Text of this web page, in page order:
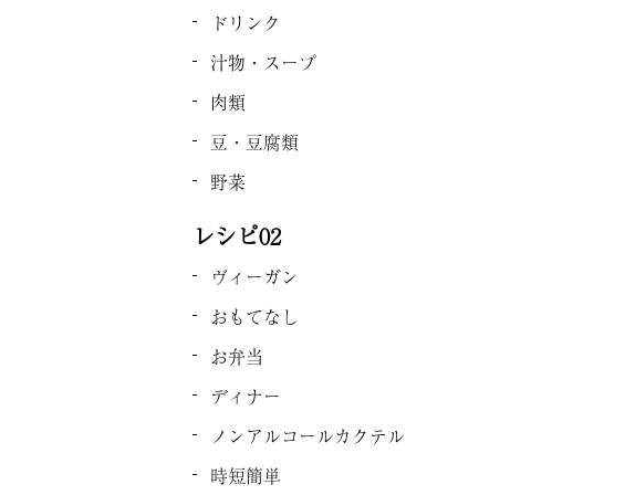
ドリンク
汁物・スープ
肉類
豆・豆腐類
野菜
レシピ02
ヴィーガン
おもてなし
お弁当
ディナー
ノンアルコールカクテル
時短簡単